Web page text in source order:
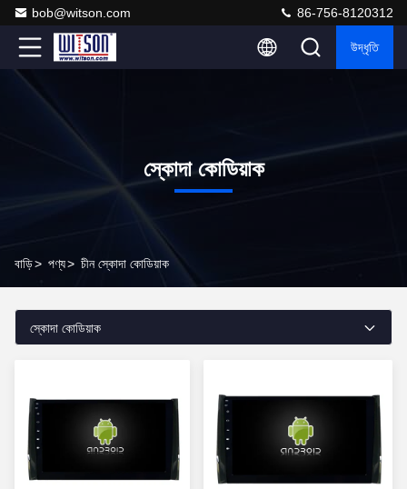
bob@witson.com 86-756-8120312
উদ্ধৃতি
স্কোদা কোডিয়াক
বাড়ি> পণ্য> চীন স্কোদা কোডিয়াক
স্কোদা কোডিয়াক